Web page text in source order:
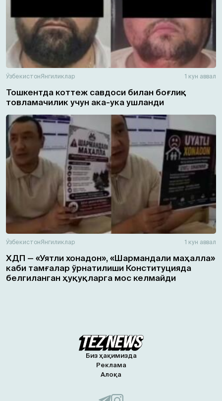
ЎзбекистонЯнгиликлар 1 кун аввал
Тошкентда коттеж савдоси билан боғлиқ
товламачилик учун ака-ука ушланди
ЎзбекистонЯнгиликлар 1 кун аввал
ХДП — «Уятли хонадон», «Шармандали маҳалла»
каби тамғалар ўрнатилиши Конституцияда
белгиланган ҳуқуқларга мос келмайди
Биз ҳақимизда
Реклама
Алоқа